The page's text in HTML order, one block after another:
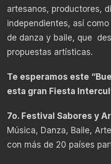
artesanos, productores,
independientes, así
de danza y baile, que
propuestas artísticas.
Te esperamos este
esta gran Fiesta
7o. Festival Sabores y
Música, Danza, Baile,
con más de 20 países